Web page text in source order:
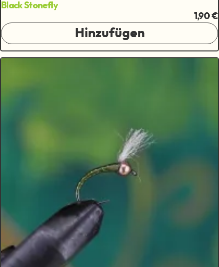
Black Stonefly
1,90 €
Hinzufügen